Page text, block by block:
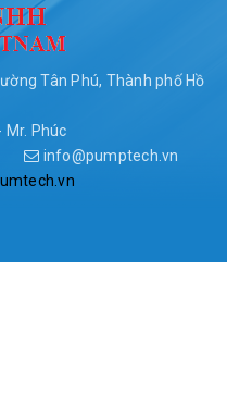
Tân Phú, Thành phố Hồ
Mr. Phúc
info@pumptech.vn